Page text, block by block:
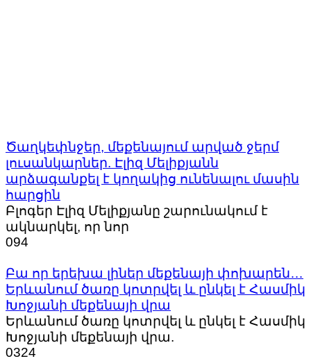
Ծաղկեփնջեր, մեքենայում արված ջերմ
լուսանկարներ. Էլիզ Մելիքյանն
արձագանքել է կողակից ունենալու մասին
հարցին
Բլոգեր Էլիզ Մելիքյանը շարունակում է
ակնարկել, որ նոր
094
Բա որ երեխա լիներ մեքենայի փոխարեն…
Երևանում ծառը կոտրվել և ընկել է Հասմիկ
Խոջյանի մեքենայի վրա
Երևանում ծառը կոտրվել և ընկել է Հասմիկ
Խոջյանի մեքենայի վրա.
0324